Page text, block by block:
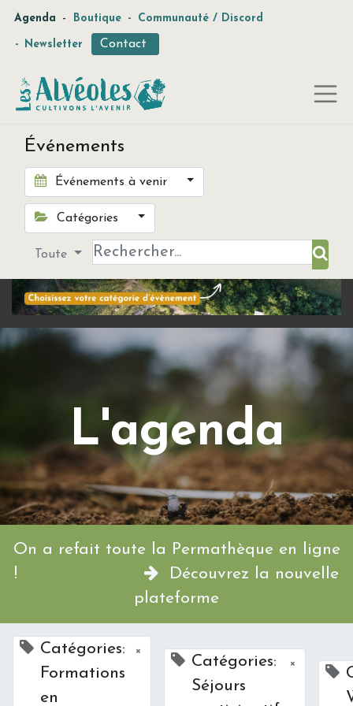
Agenda - Boutique - Communauté / Discord
- Newsletter Contact
Événements
Événements à venir
Catégories
Toute
L'agenda
On a refait toute la Permathèque en ligne
!
Découvrez la nouvelle
plateforme
Catégories:
Formations
en
×
Catégories:
Séjours
×